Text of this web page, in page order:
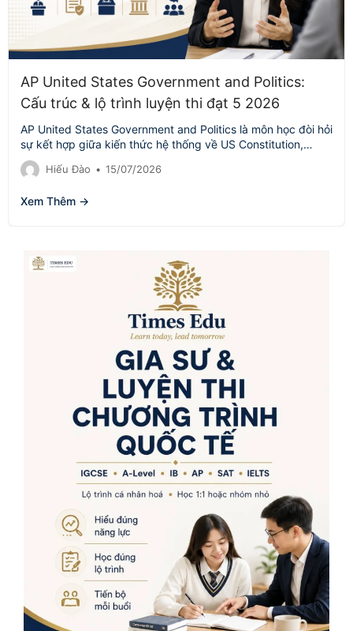
AP United States Government and Politics:
Cấu trúc & lộ trình luyện thi đạt 5 2026
AP United States Government and Politics là môn học đòi hỏi
sự kết hợp giữa kiến thức hệ thống về US Constitution,…
Hiếu Đào • 15/07/2026
Xem Thêm →